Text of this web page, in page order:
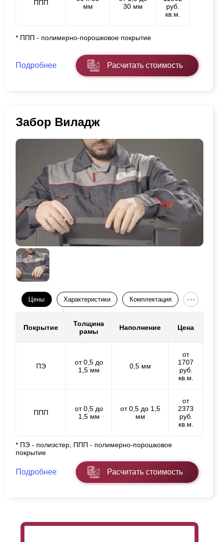
ППП
мм
30 мм
руб.
кв.м.
* ППП - полимерно-порошковое покрытие
Подробнее Расчитать стоимость
Забор Виладж
Цены Характеристики Комплектация
Покрытие
Толщина
рамы
Наполнение Цена
ПЭ
от 0,5 до
1,5 мм
0,5 мм
от
1707
руб.
кв.м.
ППП
от 0,5 до
1,5 мм
от 0,5 до 1,5
мм
от
2373
руб.
кв.м.
* ПЭ - полиэстер, ППП - полимерно-порошковое
покрытие
Подробнее Расчитать стоимость